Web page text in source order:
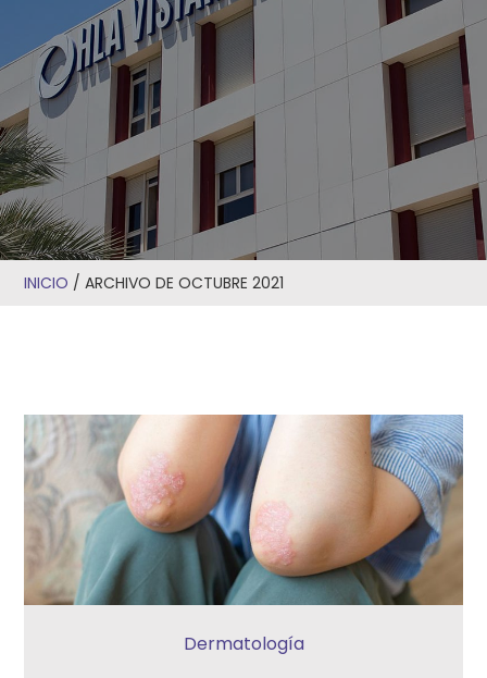
INICIO /ARCHIVO DE OCTUBRE 2021
Dermatología